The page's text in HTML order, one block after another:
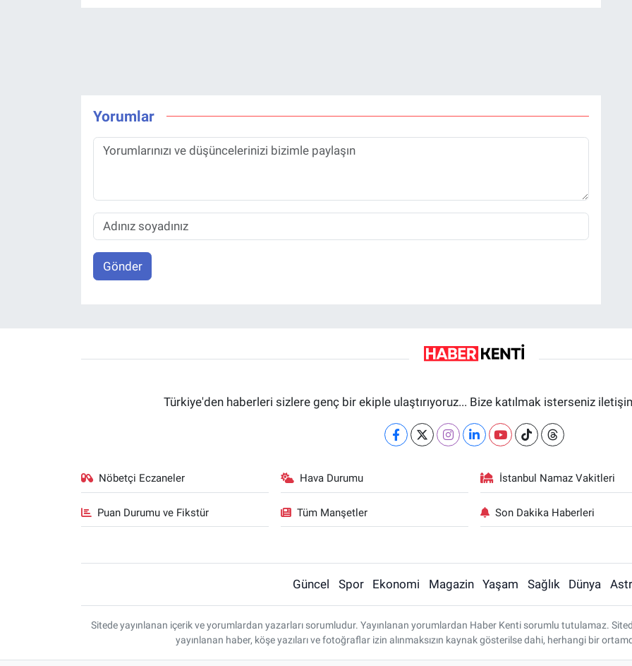
Yorumlar
Gönder
Türkiye'den haberleri sizlere genç bir ekiple ulaştırıyoruz... Bize katılmak isterseniz
Nöbetçi Eczaneler Hava Durumu İstanbul Namaz Vakitleri
Puan Durumu ve Fikstür Tüm Manşetler Son Dakika Haberleri
Güncel Spor Ekonomi Magazin Yaşam Sağlık Dünya
Sitede yayınlanan içerik ve yorumlardan yazarları sorumludur. Yayınlanan yorumlardan Haber Kenti sorumlu tutulamaz.
yayınlanan haber, köşe yazıları ve fotoğraflar izin alınmaksızın kaynak gösterilse dahi, herhangi bir